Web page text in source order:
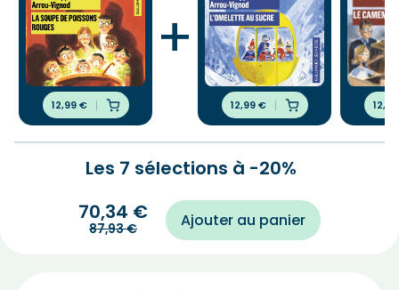
12,99€
+
12,99€
Les 7 sélections à -20%
70,34 €
87,93€ Ajouter au panier